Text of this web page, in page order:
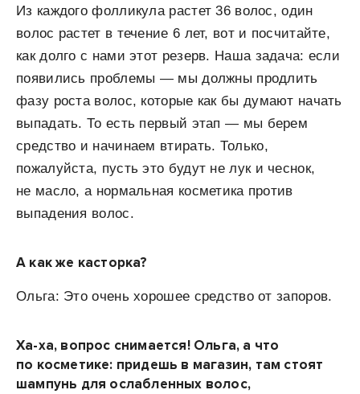
Из каждого фолликула растет 36 волос, один
волос растет в течение 6 лет, вот и посчитайте,
как долго с нами этот резерв. Наша задача: если
появились проблемы — мы должны продлить
фазу роста волос, которые как бы думают начать
выпадать. То есть первый этап — мы берем
средство и начинаем втирать. Только,
пожалуйста, пусть это будут не лук и чеснок,
не масло, а нормальная косметика против
выпадения волос.
А как же касторка?
Ольга: Это очень хорошее средство от запоров.
Ха-ха, вопрос снимается! Ольга, а что
по косметике: придешь в магазин, там стоят
шампунь для ослабленных волос,